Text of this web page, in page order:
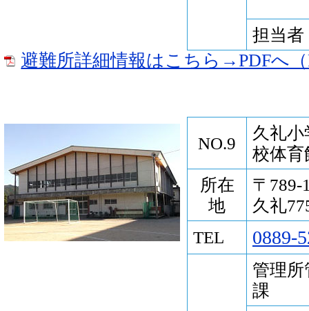
担当者
避難所詳細情報はこちら→PDFへ（
NO.9
久礼小
校体育
所在
地
〒
久礼
TEL
0889-
管理所
課